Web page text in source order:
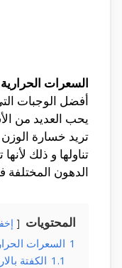
السعرات الحرارية
أفضل الوجبات
يحب العديد من
تريد خسارة
تناولها و ذلك
الدهون
المحتويات
1 السعرات
1.1 الكفتة